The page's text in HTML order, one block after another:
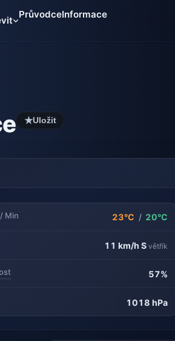
PrůvodceInformace
★Uložit
Min 23°C / 20°C
11 km/h S větřík
57%
1018 hPa